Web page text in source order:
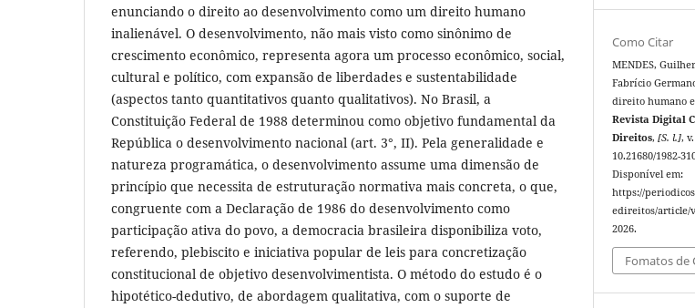
enunciando o direito ao desenvolvimento como um direito humano
inalienável. O desenvolvimento, não mais visto como sinônimo de
crescimento econômico, representa agora um processo econômico, social,
cultural e político, com expansão de liberdades e sustentabilidade
(aspectos tanto quantitativos quanto qualitativos). No Brasil, a
Constituição Federal de 1988 determinou como objetivo fundamental da
República o desenvolvimento nacional (art. 3°, II). Pela generalidade e
natureza programática, o desenvolvimento assume uma dimensão de
princípio que necessita de estruturação normativa mais concreta, o que,
congruente com a Declaração de 1986 do desenvolvimento como
participação ativa do povo, a democracia brasileira disponibiliza voto,
referendo, plebiscito e iniciativa popular de leis para concretização
constitucional de objetivo desenvolvimentista. O método do estudo é o
hipotético-dedutivo, de abordagem qualitativa, com o suporte de
Como Citar
MENDES,
Fabrício
direito humano e
Revista Digital
Direitos,[S. l.],
10.21680/1982-
Disponível em:
https://
edireitos/article/
2026.
Fomatos de